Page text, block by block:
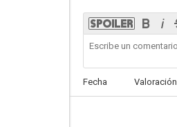
Fecha Valoración